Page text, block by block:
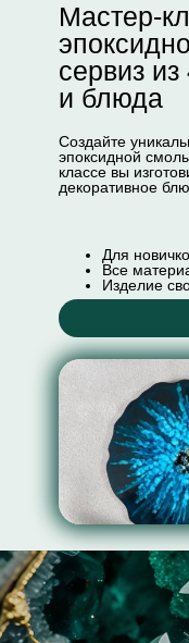
Создайте
эпоксидной
классе вы
декоративное
Для
Все
Изделие
Мастер-
сервиз
и блюда